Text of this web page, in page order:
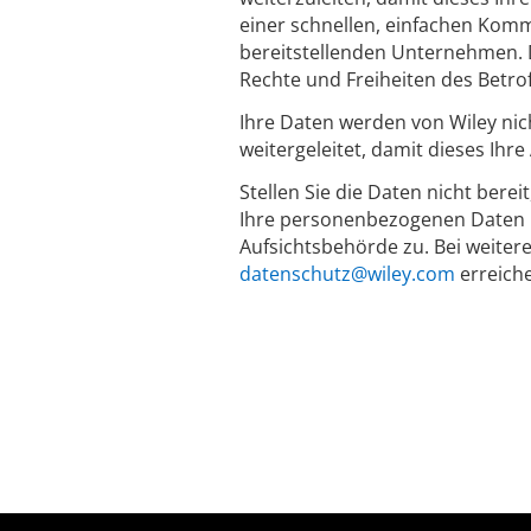
einer schnellen, einfachen
bereitstellenden Unternehmen.
Rechte und Freiheiten des
Ihre Daten werden von Wiley
weitergeleitet, damit dieses
Stellen Sie die Daten nicht
Ihre personenbezogenen
Aufsichtsbehörde zu. Bei
datenschutz@wiley.com